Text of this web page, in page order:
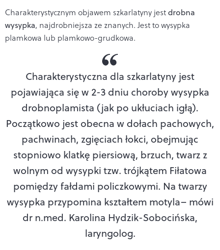
Charakterystycznym objawem szkarlatyny jestdrobna
wysypka, najdrobniejsza ze znanych. Jest to wysypka
plamkowa lub plamkowo-grudkowa.
Charakterystyczna dla szkarlatyny jest
pojawiająca się w 2-3 dniu choroby wysypka
drobnoplamista (jak po ukłuciach igłą).
Początkowo jest obecna w dołach pachowych,
pachwinach, zgięciach łokci, obejmując
stopniowo klatkę piersiową, brzuch, twarz z
wolnym od wysypki tzw. trójkątem Fiłatowa
pomiędzy fałdami policzkowymi. Na twarzy
wysypka przypomina kształtem motyla– mówi
dr n.med. Karolina Hydzik-Sobocińska,
laryngolog.